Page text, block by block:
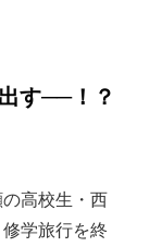
す──！？
高校生・西
学旅行を終